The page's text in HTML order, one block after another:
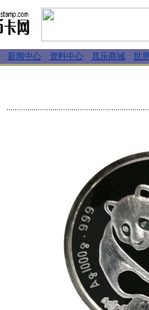
新闻中心 资料中心 其乐商城 世